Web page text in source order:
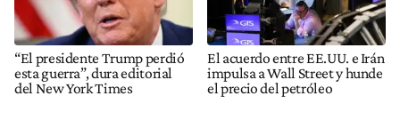
“El presidente Trump perdió
esta guerra”, dura editorial
del New York Times
El acuerdo entre EE.UU. e Irán
impulsa a Wall Street y hunde
el precio del petróleo